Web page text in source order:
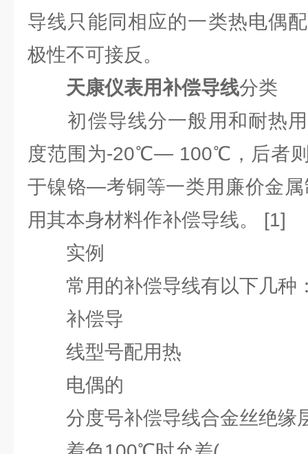
导线只能同相应的一类热电偶
极性不可接反。
天康仪表用补偿导线分类
初偿导线分一般用和耐热用
度范围为-20℃— 100℃，后者
于镍铬—考铜等一类用廉价金
用其本身材料作补偿导线。 [1]
实例
常用的补偿导线有以下几种
补偿导
线型号配用热
电偶的
分度号补偿导线合金丝绝缘